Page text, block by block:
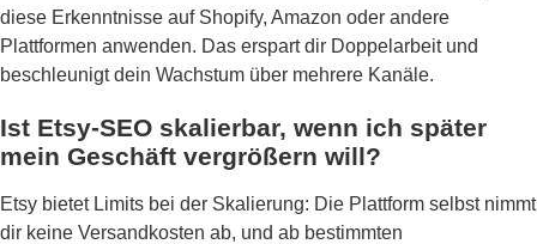
diese Erkenntnisse auf Shopify, Amazon oder andere
Plattformen anwenden. Das erspart dir Doppelarbeit und
beschleunigt dein Wachstum über mehrere Kanäle.
Ist Etsy-SEO skalierbar, wenn ich später
mein Geschäft vergrößern will?
Etsy bietet Limits bei der Skalierung: Die Plattform selbst nimmt
dir keine Versandkosten ab, und ab bestimmten